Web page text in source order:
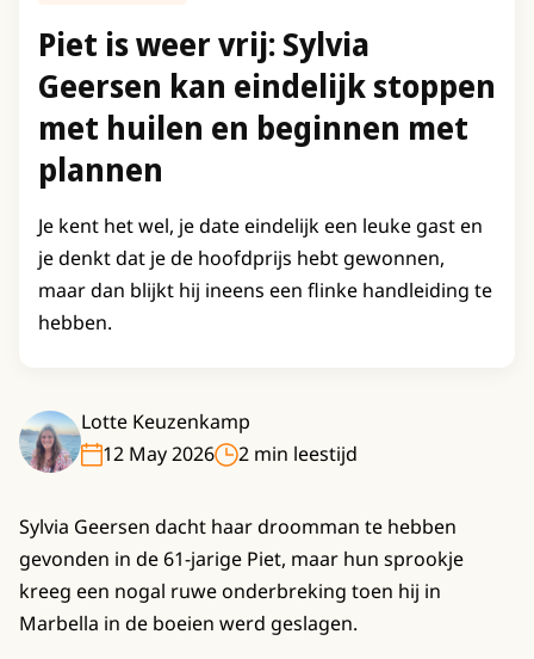
Piet is weer vrij: Sylvia
Geersen kan eindelijk stoppen
met huilen en beginnen met
plannen
Je kent het wel, je date eindelijk een leuke gast en
je denkt dat je de hoofdprijs hebt gewonnen,
maar dan blijkt hij ineens een flinke handleiding te
hebben.
Lotte Keuzenkamp
12 May 2026
2 min leestijd
Sylvia Geersen dacht haar droomman te hebben
gevonden in de 61-jarige Piet, maar hun sprookje
kreeg een nogal ruwe onderbreking toen hij in
Marbella in de boeien werd geslagen.